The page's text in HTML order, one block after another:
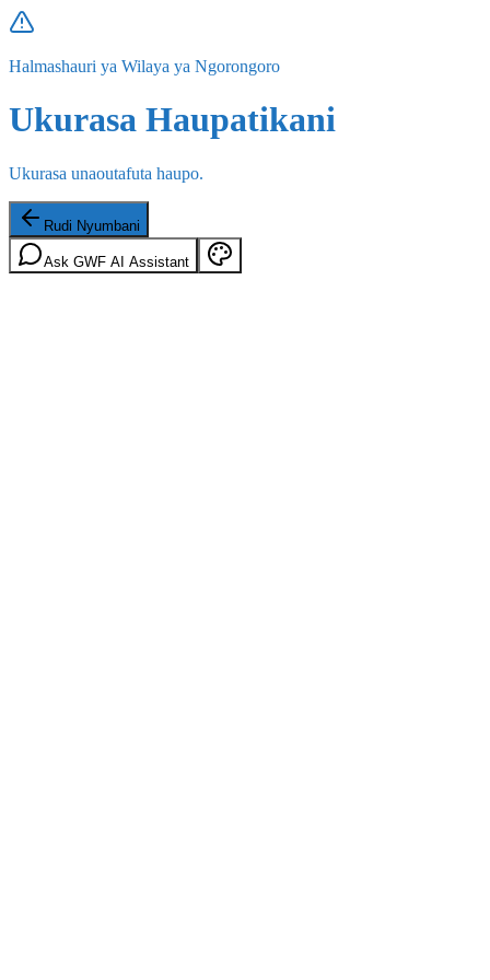
Halmashauri ya Wilaya ya Ngorongoro
Ukurasa Haupatikani
Ukurasa unaoutafuta haupo.
Rudi Nyumbani
Ask GWF AI Assistant